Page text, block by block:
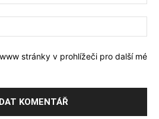
stránky v prohlížeči pro další mé